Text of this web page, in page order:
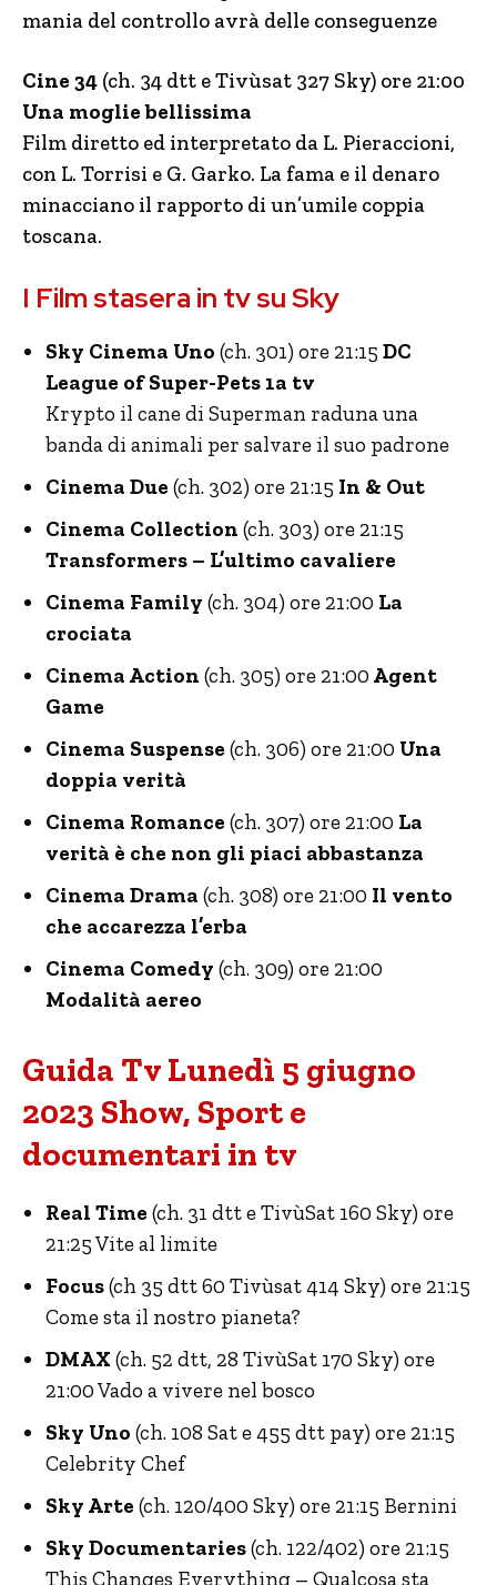
mania del controllo avrà delle conseguenze
Cine 34 (ch. 34 dtt e Tivùsat 327 Sky) ore 21:00
Una moglie bellissima
Film diretto ed interpretato da L. Pieraccioni,
con L. Torrisi e G. Garko. La fama e il denaro
minacciano il rapporto di un’umile coppia
toscana.
I Film stasera in tv su Sky
Sky Cinema Uno (ch. 301) ore 21:15 DC
League of Super-Pets 1a tv
Krypto il cane di Superman raduna una
banda di animali per salvare il suo padrone
Cinema Due (ch. 302) ore 21:15 In & Out
Cinema Collection (ch. 303) ore 21:15
Transformers – L’ultimo cavaliere
Cinema Family (ch. 304) ore 21:00 La
crociata
Cinema Action (ch. 305) ore 21:00 Agent
Game
Cinema Suspense (ch. 306) ore 21:00 Una
doppia verità
Cinema Romance (ch. 307) ore 21:00 La
verità è che non gli piaci abbastanza
Cinema Drama (ch. 308) ore 21:00 Il vento
che accarezza l’erba
Cinema Comedy (ch. 309) ore 21:00
Modalità aereo
Guida Tv Lunedì 5 giugno
2023 Show, Sport e
documentari in tv
Real Time (ch. 31 dtt e TivùSat 160 Sky) ore
21:25 Vite al limite
Focus(ch 35 dtt 60 Tivùsat 414 Sky) ore 21:15
Come sta il nostro pianeta?
DMAX (ch. 52 dtt, 28 TivùSat 170 Sky) ore
21:00 Vado a vivere nel bosco
Sky Uno (ch. 108 Sat e 455 dtt pay) ore 21:15
Celebrity Chef
Sky Arte (ch. 120/400 Sky) ore 21:15 Bernini
Sky Documentaries(ch. 122/402) ore 21:15
This Changes Everything – Qualcosa sta